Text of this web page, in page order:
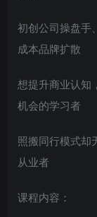
初创公司操盘手
成本品牌扩散
想提升商业认知
机会的学习者
照搬同行模式却
从业者
课程内容：